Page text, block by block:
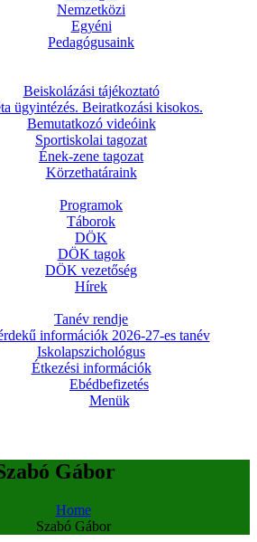
Nemzetközi
Egyéni
Pedagógusaink
Beiskolázási tájékoztató
ügyintézés. Beiratkozási kisokos.
Bemutatkozó videóink
Sportiskolai tagozat
Ének-zene tagozat
Körzethatáraink
Programok
Táborok
DÖK
DÖK tagok
DÖK vezetőség
Hírek
Tanév rendje
információk 2026-27-es tanév
Iskolapszichológus
Étkezési információk
Ebédbefizetés
Menük
Gábor
Home
Szabó Gábor